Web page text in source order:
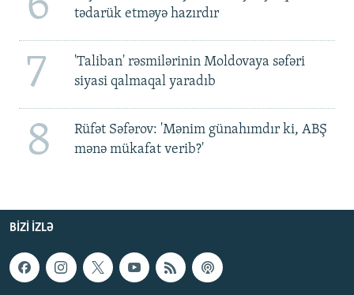
tədarük etməyə hazırdır
7
'Taliban' rəsmilərinin Moldovaya səfəri
siyasi qalmaqal yaradıb
8
Rüfət Səfərov: 'Mənim günahımdır ki, ABŞ
mənə mükafat verib?'
BIZI IZLƏ